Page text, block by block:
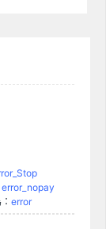
error_nopay
error